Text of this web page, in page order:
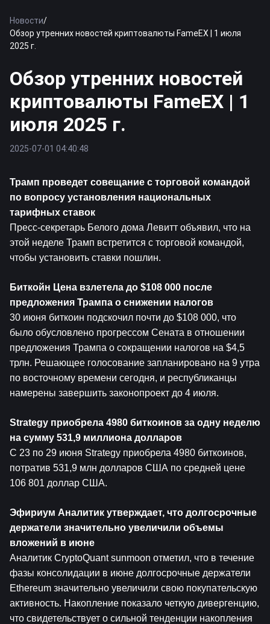
Новости/
Обзор утренних новостей криптовалюты FameEX | 1 июля
2025 г.
Обзор утренних новостей
криптовалюты FameEX | 1
июля 2025 г.
2025-07-01 04:40:48
Трамп проведет совещание с торговой командой
по вопросу установления национальных
тарифных ставок
Пресс-секретарь Белого дома Левитт объявил, что на
этой неделе Трамп встретится с торговой командой,
чтобы установить ставки пошлин.
Биткойн Цена взлетела до $108 000 после
предложения Трампа о снижении налогов
30 июня биткоин подскочил почти до $108 000, что
было обусловлено прогрессом Сената в отношении
предложения Трампа о сокращении налогов на $4,5
трлн. Решающее голосование запланировано на 9 утра
по восточному времени сегодня, и республиканцы
намерены завершить законопроект до 4 июля.
Strategy приобрела 4980 биткоинов за одну неделю
на сумму 531,9 миллиона долларов
С 23 по 29 июня Strategy приобрела 4980 биткоинов,
потратив 531,9 млн долларов США по средней цене
106 801 доллар США.
Эфириум Аналитик утверждает, что долгосрочные
держатели значительно увеличили объемы
вложений в июне
Аналитик CryptoQuant sunmoon отметил, что в течение
фазы консолидации в июне долгосрочные держатели
Ethereum значительно увеличили свою покупательскую
активность. Накопление показало четкую дивергенцию,
что свидетельствует о сильной тенденции накопления